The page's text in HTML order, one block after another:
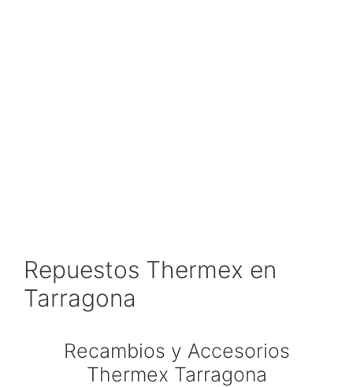
Repuestos Thermex en
Tarragona
Recambios y Accesorios
Thermex Tarragona